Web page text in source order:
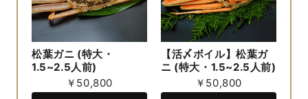
松葉ガニ (特大・
1.5~2.5人前)
￥50,800
【活〆ボイル】松葉ガ
ニ (特大・1.5~2.5人前)
￥50,800